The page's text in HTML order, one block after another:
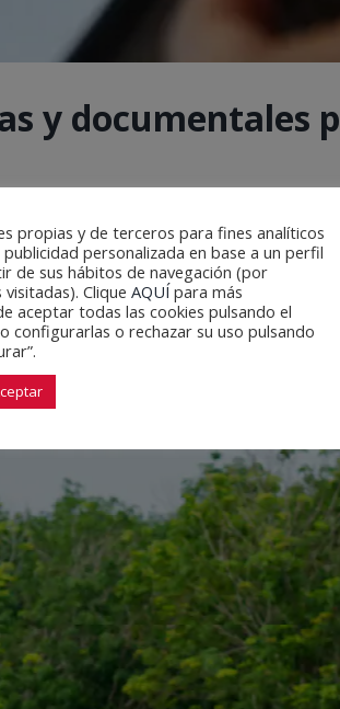
y documentales
múltiples empresas, perfiles
propias y de terceros para fines analíticos
personalizada en base a un perfil
de sus hábitos de navegación (por
Clique AQUÍpara más
aceptar todas las cookies pulsando el
configurarlas o rechazar su uso pulsando